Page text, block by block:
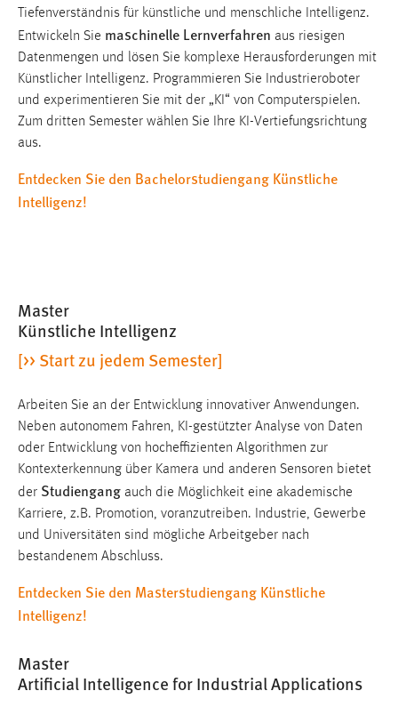
Tiefenverständnis für künstliche und menschliche Intelligenz.
Entwickeln Sie maschinelle Lernverfahren aus riesigen
Datenmengen und lösen Sie komplexe Herausforderungen mit
Künstlicher Intelligenz. Programmieren Sie Industrieroboter
und experimentieren Sie mit der „KI“ von Computerspielen.
Zum dritten Semester wählen Sie Ihre KI-Vertiefungsrichtung
aus.
Entdecken Sie den Bachelorstudiengang Künstliche
Intelligenz!
Master
Künstliche Intelligenz
[>> Start zu jedem Semester]
Arbeiten Sie an der Entwicklung innovativer Anwendungen.
Neben autonomem Fahren, KI-gestützter Analyse von Daten
oder Entwicklung von hocheffizienten Algorithmen zur
Kontexterkennung über Kamera und anderen Sensoren bietet
der Studiengang auch die Möglichkeit eine akademische
Karriere, z.B. Promotion, voranzutreiben. Industrie, Gewerbe
und Universitäten sind mögliche Arbeitgeber nach
bestandenem Abschluss.
Entdecken Sie den Masterstudiengang Künstliche
Intelligenz!
Master
Artificial Intelligence for Industrial Applications
Name:
staticfilecache
Zweck:
Für performante Seitenauslieferung wird in diesem Cookie
gespeichert, ob man eingeloggt ist.
site-language-preference
30 Tage
Chat
Name:
MibewSessionID, MIBEW_UserID, mibew_locale, mibew-
chat-frame-style-5e9dbeb1811c0446
Zweck:
Wird benötigt um die Chatfunktion nutzen zu können.
Cookie Laufzeit:
MibewSessionID, mibew-chat-frame-style-
5e9dbeb1811c0446 = Sitzungslaufzeit, mibew_locale = 3
Name:
fe_user, be_user, be_lastLoginProvider